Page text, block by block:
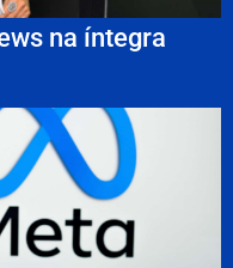
na íntegra